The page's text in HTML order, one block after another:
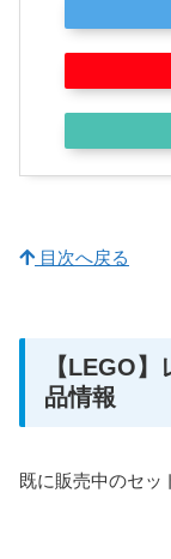
目次へ戻る
【LEGO
品情報
既に販売中のセッ